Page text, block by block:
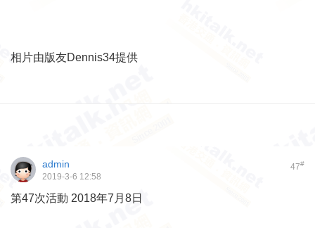
相片由版友Dennis34提供
47#
admin
2019-3-6 12:58
第47次活動 2018年7月8日